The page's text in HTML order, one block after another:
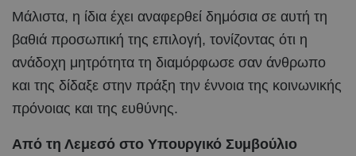
Μάλιστα, η ίδια έχει αναφερθεί δημόσια σε αυτή τη
βαθιά προσωπική της επιλογή, τονίζοντας ότι η
ανάδοχη μητρότητα τη διαμόρφωσε σαν άνθρωπο
και της δίδαξε στην πράξη την έννοια της κοινωνικής
πρόνοιας και της ευθύνης.
Από τη Λεμεσό στο Υπουργικό Συμβούλιο